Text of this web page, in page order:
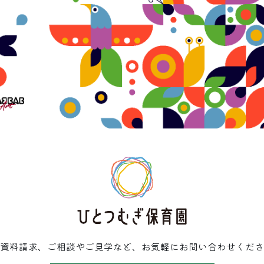
料請求、ご相談やご見学など、お気軽にお問い合わせくだ